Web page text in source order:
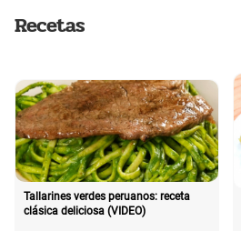
Recetas
Tallarines verdes peruanos: receta
clásica deliciosa (VIDEO)